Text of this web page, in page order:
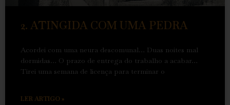
2. ATINGIDA COM UMA PEDRA
Acordei com uma neura descomunal… Duas noites mal
dormidas… O prazo de entrega do trabalho a acabar…
Tirei uma semana de licença para terminar o
LER ARTIGO »